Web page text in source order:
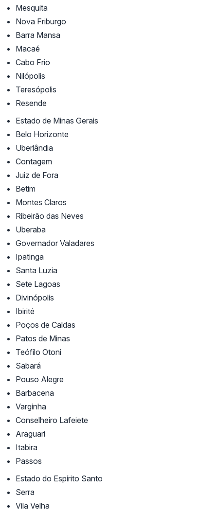
Mesquita
Nova Friburgo
Barra Mansa
Macaé
Cabo Frio
Nilópolis
Teresópolis
Resende
Estado de Minas Gerais
Belo Horizonte
Uberlândia
Contagem
Juiz de Fora
Betim
Montes Claros
Ribeirão das Neves
Uberaba
Governador Valadares
Ipatinga
Santa Luzia
Sete Lagoas
Divinópolis
Ibirité
Poços de Caldas
Patos de Minas
Teófilo Otoni
Sabará
Pouso Alegre
Barbacena
Varginha
Conselheiro Lafeiete
Araguari
Itabira
Passos
Estado do Espírito Santo
Serra
Vila Velha